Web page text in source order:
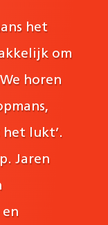
het
om
horen
lukt’.
Jaren